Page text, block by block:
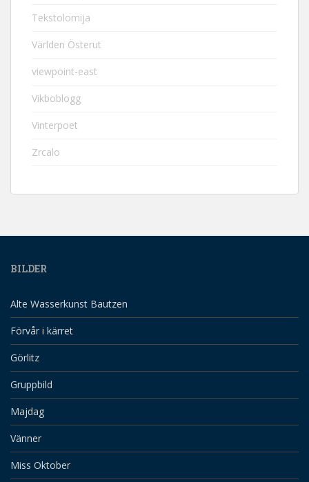
Tekstolomija
Världen Österut
viewpoint-east
Vikboblogg
Vinterpoet
Zrcalo
BILDER
Alte Wasserkunst Bautzen
Förvår i kärret
Görlitz
Gruppbild
Majdag
Vänner
Miss Oktober